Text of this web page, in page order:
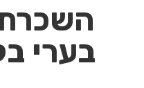
השכרת
בערי